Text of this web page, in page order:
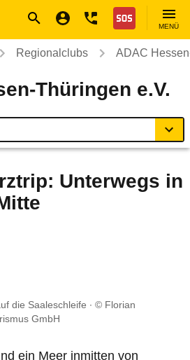
Nothilfe
MENÜ
Regionalclubs ADAC
Thüringen e.V.
Unterwegs in
die Saaleschleife
© Florian
GmbH
ein Meer inmitten von